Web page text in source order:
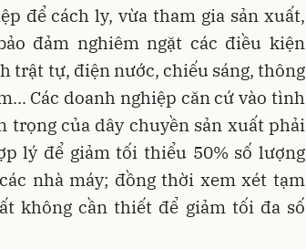
để cách ly, vừa tham gia sản xuất,
đảm nghiêm ngặt các điều kiện
trật tự, điện nước, chiếu sáng, thông
Các doanh nghiệp căn cứ vào tình
của dây chuyền sản xuất phải
lý để giảm tối thiểu 50% số lượng
nhà máy; đồng thời xem xét tạm
không cần thiết để giảm tối đa số